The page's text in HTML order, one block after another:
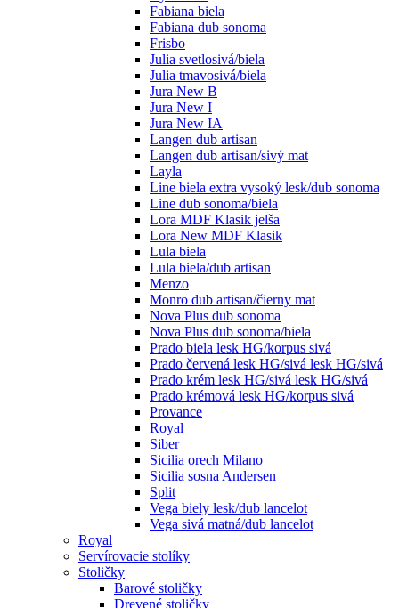
Fabiana biela
Fabiana dub sonoma
Frisbo
Julia svetlosivá/biela
Julia tmavosivá/biela
Jura New B
Jura New I
Jura New IA
Langen dub artisan
Langen dub artisan/sivý mat
Layla
Line biela extra vysoký lesk/dub sonoma
Line dub sonoma/biela
Lora MDF Klasik jelša
Lora New MDF Klasik
Lula biela
Lula biela/dub artisan
Menzo
Monro dub artisan/čierny mat
Nova Plus dub sonoma
Nova Plus dub sonoma/biela
Prado biela lesk HG/korpus sivá
Prado červená lesk HG/sivá lesk HG/sivá
Prado krém lesk HG/sivá lesk HG/sivá
Prado krémová lesk HG/korpus sivá
Provance
Royal
Siber
Sicilia orech Milano
Sicilia sosna Andersen
Split
Vega biely lesk/dub lancelot
Vega sivá matná/dub lancelot
Royal
Servírovacie stolíky
Stoličky
Barové stoličky
Drevené stoličky